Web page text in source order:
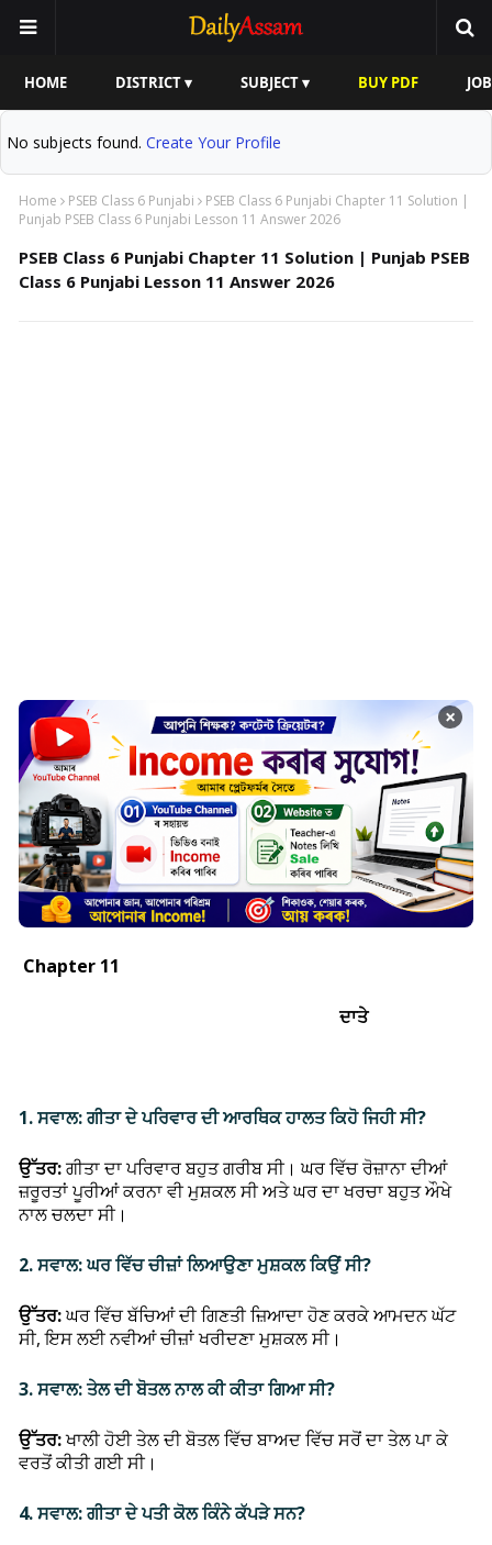
HOME DISTRICT ▾ SUBJECT ▾ BUY PDF
No subjects found. Create Your Profile
Home PSEB Class 6 Punjabi
PSEB Class 6 Punjabi Chapter 11 Solution |
Punjab PSEB Class 6 Punjabi Lesson 11 Answer 2026
PSEB Class 6 Punjabi Chapter 11 Solution | Punjab PSEB
Class 6 Punjabi Lesson 11 Answer 2026
×
Chapter 11
ਦਾਤੇ
1. ਸਵਾਲ: ਗੀਤਾ ਦੇ ਪਰਿਵਾਰ ਦੀ ਆਰਥਿਕ ਹਾਲਤ ਕਿਹੋ ਜਿਹੀ ਸੀ?
ਉੱਤਰ:ਗੀਤਾ ਦਾ ਪਰਿਵਾਰ ਬਹੁਤ ਗਰੀਬ ਸੀ। ਘਰ ਵਿੱਚ ਰੋਜ਼ਾਨਾ ਦੀਆਂ
ਜ਼ਰੂਰਤਾਂ ਪੂਰੀਆਂ ਕਰਨਾ ਵੀ ਮੁਸ਼ਕਲ ਸੀ ਅਤੇ ਘਰ ਦਾ ਖਰਚਾ ਬਹੁਤ ਔਖੇ
ਨਾਲ ਚਲਦਾ ਸੀ।
2. ਸਵਾਲ: ਘਰ ਵਿੱਚ ਚੀਜ਼ਾਂ ਲਿਆਉਣਾ ਮੁਸ਼ਕਲ ਕਿਉਂ ਸੀ?
ਉੱਤਰ:ਘਰ ਵਿੱਚ ਬੱਚਿਆਂ ਦੀ ਗਿਣਤੀ ਜ਼ਿਆਦਾ ਹੋਣ ਕਰਕੇ ਆਮਦਨ ਘੱਟ
ਸੀ, ਇਸ ਲਈ ਨਵੀਆਂ ਚੀਜ਼ਾਂ ਖਰੀਦਣਾ ਮੁਸ਼ਕਲ ਸੀ।
3. ਸਵਾਲ: ਤੇਲ ਦੀ ਬੋਤਲ ਨਾਲ ਕੀ ਕੀਤਾ ਗਿਆ ਸੀ?
ਉੱਤਰ:ਖਾਲੀ ਹੋਈ ਤੇਲ ਦੀ ਬੋਤਲ ਵਿੱਚ ਬਾਅਦ ਵਿੱਚ ਸਰੋਂ ਦਾ ਤੇਲ ਪਾ ਕੇ
ਵਰਤੋਂ ਕੀਤੀ ਗਈ ਸੀ।
4. ਸਵਾਲ: ਗੀਤਾ ਦੇ ਪਤੀ ਕੋਲ ਕਿੰਨੇ ਕੱਪੜੇ ਸਨ?